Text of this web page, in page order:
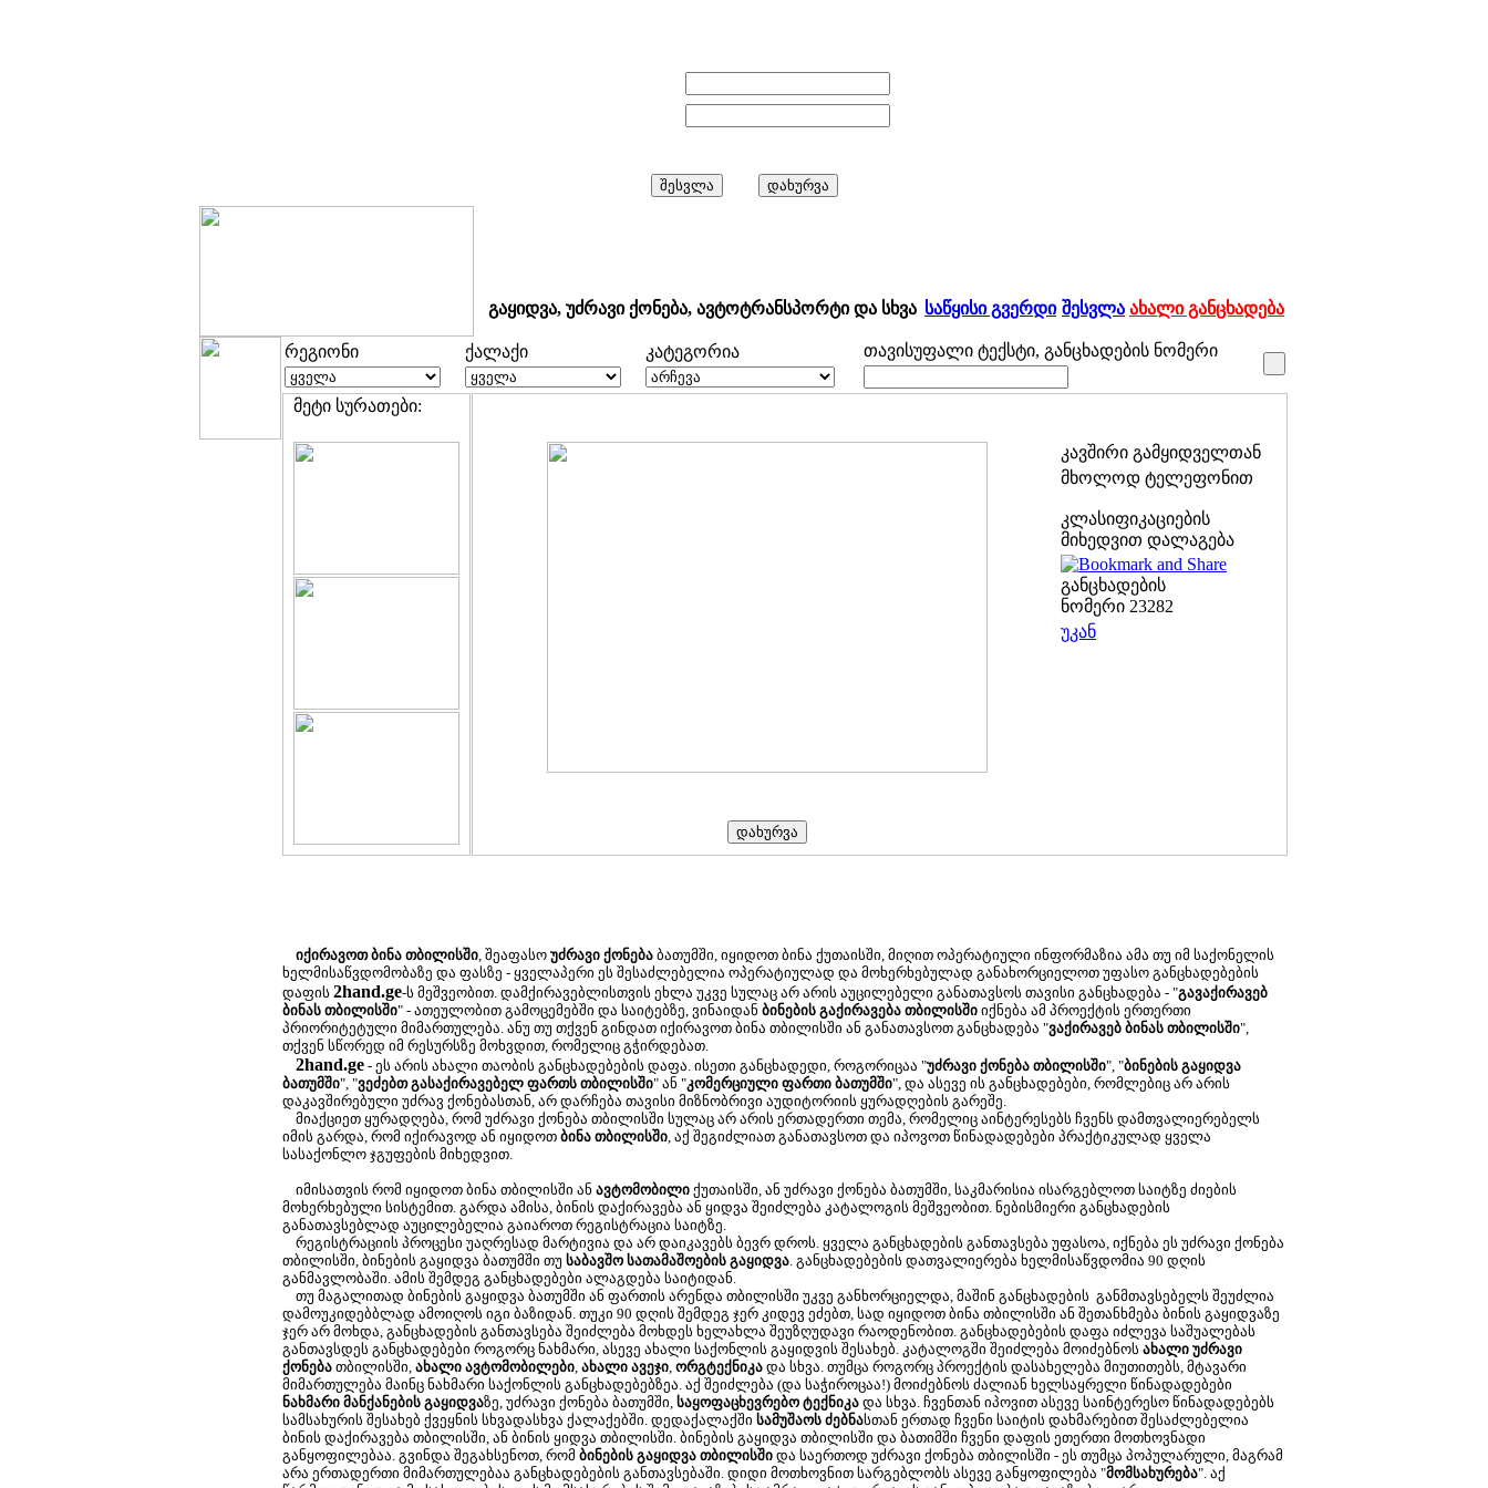
გაყიდვა, უძრავი ქონება, ავტოტრანსპორტი და სხვა საწყისი გვერდი შესვლა ახალი განცხადება
რეგიონი ქალაქი კატეგორია თავისუფალი ტექსტი, განცხადების ნომერი
მეტი სურათები:
კავშირი გამყიდველთან
მხოლოდ ტელეფონით
კლასიფიკაციების
მიხედვით დალაგება
განცხადების
ნომერი 23282
უკან
იქირავოთ ბინა თბილისში, შეაფასო უძრავი ქონება ბათუმში, იყიდოთ ბინა ქუთაისში, მიღით ოპერატიული ინფორმაზია ამა თუ იმ საქონელის
ხელმისაწვდომობაზე და ფასზე - ყველაპერი ეს შესაძლებელია ოპერატიულად და მოხერხებულად განახორციელოთ უფასო განცხადებების
დაფის 2hand.ge-ს მეშვეობით. დამქირავებლისთვის ეხლა უკვე სულაც არ არის აუცილებელი განათავსოს თავისი განცხადება - "გავაქირავებ
ბინას თბილისში" - ათეულობით გამოცემებში და საიტებზე, ვინაიდან ბინების გაქირავება თბილისში იქნება ამ პროექტის ერთერთი
პრიორიტეტული მიმართულება. ანუ თუ თქვენ გინდათ იქირავოთ ბინა თბილისში ან განათავსოთ განცხადება "ვაქირავებ ბინას თბილისში",
თქვენ სწორედ იმ რესურსზე მოხვდით, რომელიც გჭირდებათ.
2hand.ge - ეს არის ახალი თაობის განცხადებების დაფა. ისეთი განცხადედი, როგორიცაა "უძრავი ქონება თბილისში", "ბინების გაყიდვა
ბათუმში", "ვეძებთ გასაქირავებელ ფართს თბილისში" ან "კომერციული ფართი ბათუმში", და ასევე ის განცხადებები, რომლებიც არ არის
დაკავშირებული უძრავ ქონებასთან, არ დარჩება თავისი მიზნობრივი აუდიტორიის ყურადღების გარეშე.
მიაქციეთ ყურადღება, რომ უძრავი ქონება თბილისში სულაც არ არის ერთადერთი თემა, რომელიც აინტერესებს ჩვენს დამთვალიერებელს
იმის გარდა, რომ იქირავოდ ან იყიდოთ ბინა თბილისში, აქ შეგიძლიათ განათავსოთ და იპოვოთ წინადადებები პრაქტიკულად ყველა
სასაქონლო ჯგუფების მიხედვით.
იმისათვის რომ იყიდოთ ბინა თბილისში ან ავტომობილი ქუთაისში, ან უძრავი ქონება ბათუმში, საკმარისია ისარგებლოთ საიტზე ძიების
მოხერხებული სისტემით. გარდა ამისა, ბინის დაქირავება ან ყიდვა შეიძლება კატალოგის მეშვეობით. ნებისმიერი განცხადების
განათავსებლად აუცილებელია გაიაროთ რეგისტრაცია საიტზე.
რეგისტრაციის პროცესი უაღრესად მარტივია და არ დაიკავებს ბევრ დროს. ყველა განცხადების განთავსება უფასოა, იქნება ეს უძრავი ქონება
თბილისში, ბინების გაყიდვა ბათუმში თუ საბავშო სათამაშოების გაყიდვა. განცხადებების დათვალიერება ხელმისაწვდომია 90 დღის
განმავლობაში. ამის შემდეგ განცხადებები ალაგდება საიტიდან.
თუ მაგალითად ბინების გაყიდვა ბათუმში ან ფართის არენდა თბილისში უკვე განხორციელდა, მაშინ განცხადების განმთავსებელს შეუძლია
დამოუკიდებბლად ამოიღოს იგი ბაზიდან. თუკი 90 დღის შემდეგ ჯერ კიდევ ეძებთ, სად იყიდოთ ბინა თბილისში ან შეთანხმება ბინის გაყიდვაზე
ჯერ არ მოხდა, განცხადების განთავსება შეიძლება მოხდეს ხელახლა შეუზღუდავი რაოდენობით. განცხადებების დაფა იძლევა საშუალებას
განთავსდეს განცხადებები როგორც ნახმარი, ასევე ახალი საქონლის გაყიდვის შესახებ. კატალოგში შეიძლება მოიძებნოს ახალი უძრავი
ქონება თბილისში, ახალი ავტომობილები, ახალი ავეჯი, ორგტექნიკა და სხვა. თუმცა როგორც პროექტის დასახელება მიუთითებს, მტავარი
მიმართულება მაინც ნახმარი საქონლის განცხადებებზეა. აქ შეიძლება (და საჭიროცაა!) მოიძებნოს ძალიან ხელსაყრელი წინადადებები
ნახმარი მანქანების გაყიდვაზე, უძრავი ქონება ბათუმში, საყოფაცხევრებო ტექნიკა და სხვა. ჩვენთან იპოვით ასევე საინტერესო წინადადებებს
სამსახურის შესახებ ქვეყნის სხვადასხვა ქალაქებში. დედაქალაქში სამუშაოს ძებნასთან ერთად ჩვენი საიტის დახმარებით შესაძლებელია
ბინის დაქირავება თბილისში, ან ბინის ყიდვა თბილისში. ბინების გაყიდვა თბილისში და ბათიმში ჩვენი დაფის ეთერთი მოთხოვნადი
განყოფილებაა. გვინდა შეგახსენოთ, რომ ბინების გაყიდვა თბილისში და საერთოდ უძრავი ქონება თბილისში - ეს თუმცა პოპულარული, მაგრამ
არა ერთადერთი მიმართულებაა განცხადებების განთავსებაში. დიდი მოთხოვნით სარგებლობს ასევე განყოფილება "მომსახურება". აქ